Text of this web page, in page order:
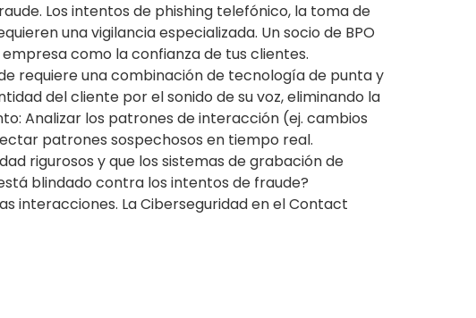
Los intentos de phishing telefónico, la toma de
una vigilancia especializada. Un socio de BPO
como la confianza de tus clientes.
requiere una combinación de tecnología de punta y
del cliente por el sonido de su voz, eliminando la
Analizar los patrones de interacción (ej. cambios
patrones sospechosos en tiempo real.
rigurosos y que los sistemas de grabación de
blindado contra los intentos de fraude?
interacciones. La Ciberseguridad en el Contact